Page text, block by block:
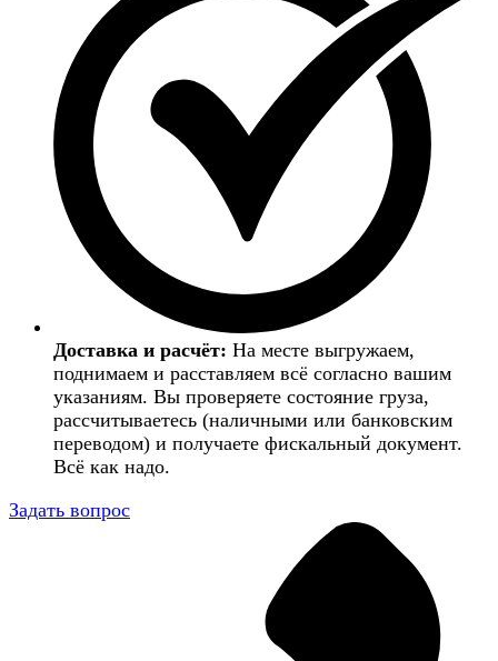
Доставка и расчёт: На месте выгружаем,
поднимаем и расставляем всё согласно вашим
указаниям. Вы проверяете состояние груза,
рассчитываетесь (наличными или банковским
переводом) и получаете фискальный документ.
Всё как надо.
Задать вопрос